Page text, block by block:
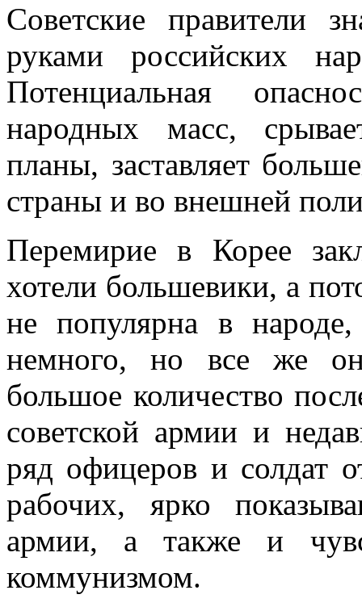
Советские правители
руками российских
Потенциальная
народных масс,
планы, заставляет
страны и во внешней
Перемирие в Корее
хотели большевики, а
не популярна в
немного, но все же
большое количество
советской армии и
ряд офицеров и солдат
рабочих, ярко
армии, а также и
коммунизмом.